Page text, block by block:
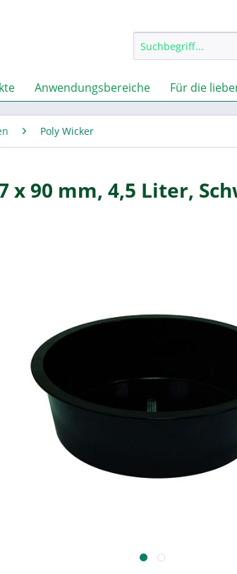
Anwendungsbereiche Für die
Poly Wicker
x 90 mm, 4,5 Liter,